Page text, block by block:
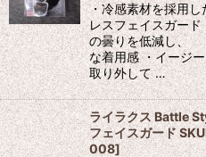
・冷感素材を採用
レスフェイスガー
の曇りを低減し、
な着用感 ・イージ
取り外して …
ライラクス Battle
フェイスガード
008]